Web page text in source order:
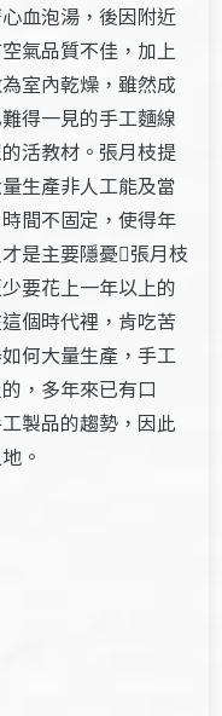
血泡湯，後因附近
氣品質不佳，加上
室內乾燥，雖然成
得一見的手工麵線
活教材。張月枝提
生產非人工能及當
間不固定，使得年
是主要隱憂張月枝
要花上一年以上的
個時代裡，肯吃苦
何大量生產，手工
，多年來已有口
製品的趨勢，因此
。